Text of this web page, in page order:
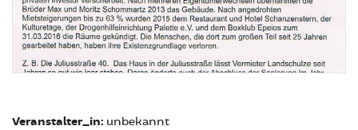
Veranstalter_in: unbekannt